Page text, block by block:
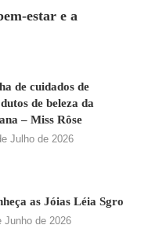
estar e a
de cuidados de
de beleza da
– Miss Rôse
Julho de 2026
as Jóias Léia Sgro
Junho de 2026